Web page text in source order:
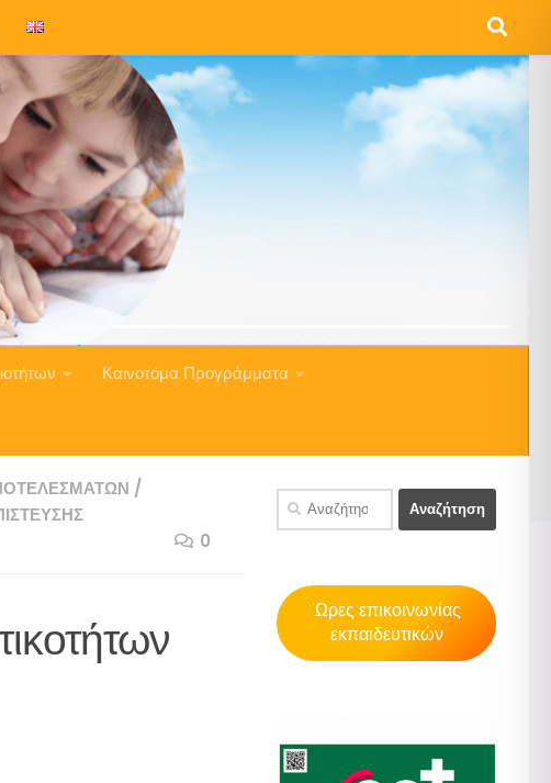
Καινοτόμα Προγράμματα
/
0
Αναζήτηση
για:
'Ωρες επικοινωνίας
εκπαιδευτικών